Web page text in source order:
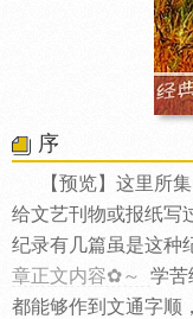
序
【预览】这里所
给文艺刊物或报纸写
纪录有几篇虽是这种
章正文内容✿～
学苦
都能够作到文通字顺